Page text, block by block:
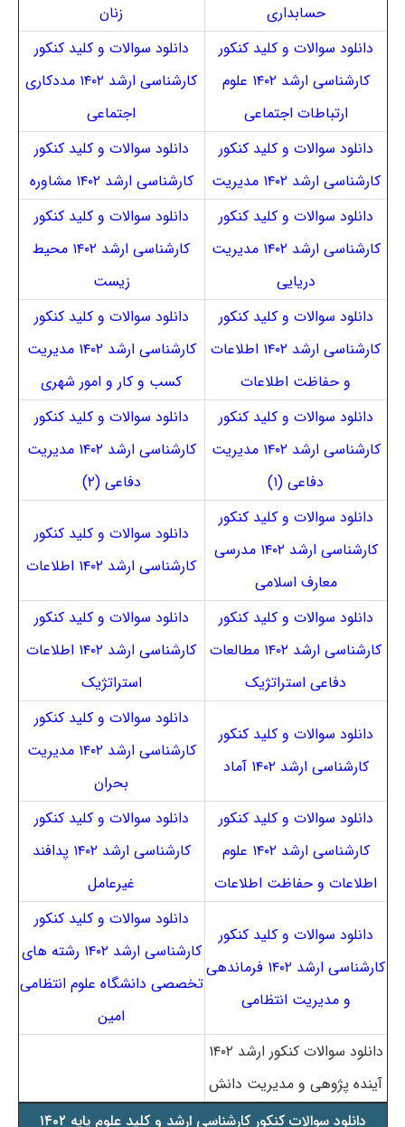
حسابداری
زنان
دانلود سوالات و کلید کنکور
کارشناسی ارشد ۱۴۰۲ علوم
ارتباطات اجتماعی
دانلود سوالات و کلید کنکور
کارشناسی ارشد ۱۴۰۲ مددکاری
اجتماعی
دانلود سوالات و کلید کنکور
کارشناسی ارشد ۱۴۰۲ مدیریت
دانلود سوالات و کلید کنکور
کارشناسی ارشد ۱۴۰۲ مشاوره
دانلود سوالات و کلید کنکور
کارشناسی ارشد ۱۴۰۲ مدیریت
دریایی
دانلود سوالات و کلید کنکور
کارشناسی ارشد ۱۴۰۲ محیط
زیست
دانلود سوالات و کلید کنکور
کارشناسی ارشد ۱۴۰۲ اطلاعات
و حفاظت اطلاعات
دانلود سوالات و کلید کنکور
کارشناسی ارشد ۱۴۰۲ مدیریت
کسب و کار و امور شهری
دانلود سوالات و کلید کنکور
کارشناسی ارشد ۱۴۰۲ مدیریت
دفاعی (۱)
دانلود سوالات و کلید کنکور
کارشناسی ارشد ۱۴۰۲ مدیریت
دفاعی (۲)
دانلود سوالات و کلید کنکور
کارشناسی ارشد ۱۴۰۲ مدرسی
معارف اسلامی
دانلود سوالات و کلید کنکور
کارشناسی ارشد ۱۴۰۲ اطلاعات
دانلود سوالات و کلید کنکور
کارشناسی ارشد ۱۴۰۲ مطالعات
دفاعی استراتژیک
دانلود سوالات و کلید کنکور
کارشناسی ارشد ۱۴۰۲ اطلاعات
استراتژیک
دانلود سوالات و کلید کنکور
کارشناسی ارشد ۱۴۰۲ آماد
دانلود سوالات و کلید کنکور
کارشناسی ارشد ۱۴۰۲ مدیریت
بحران
دانلود سوالات و کلید کنکور
کارشناسی ارشد ۱۴۰۲ علوم
اطلاعات و حفاظت اطلاعات
دانلود سوالات و کلید کنکور
کارشناسی ارشد ۱۴۰۲ پدافند
غیرعامل
دانلود سوالات و کلید کنکور
کارشناسی ارشد ۱۴۰۲ فرماندهی
و مدیریت انتظامی
دانلود سوالات و کلید کنکور
کارشناسی ارشد ۱۴۰۲ رشته های
تخصصی دانشگاه علوم انتظامی
امین
دانلود سوالات کنکور ارشد ۱۴۰۲
آینده پژوهی و مدیریت دانش
دانلود سوالات کنکور کارشناسی ارشد و کلید علوم پایه ۱۴۰۲